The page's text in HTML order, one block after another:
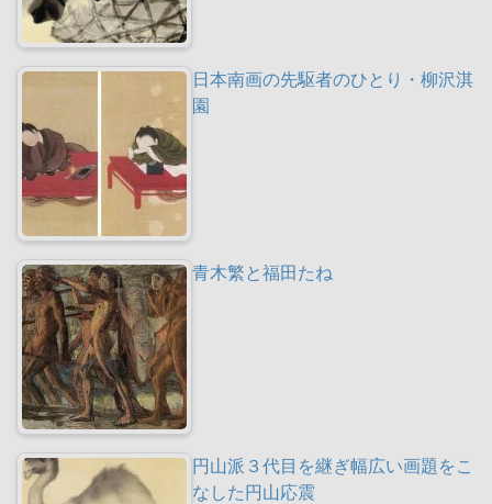
日本南画の先駆者のひとり・柳沢淇
園
青木繁と福田たね
円山派３代目を継ぎ幅広い画題をこ
なした円山応震